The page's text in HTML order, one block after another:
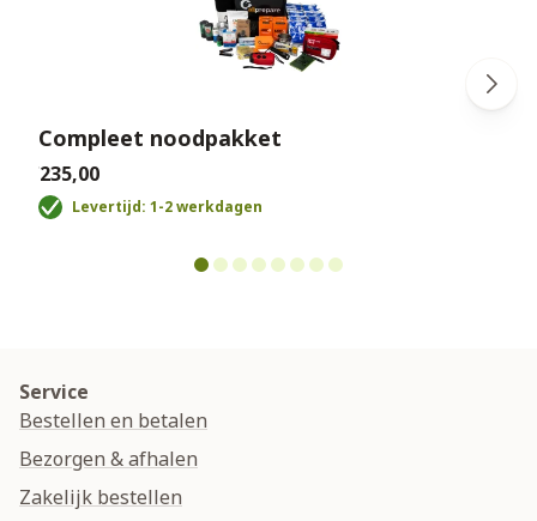
Compleet noodpakket
€235,00
Levertijd: 1-2 werkdagen
Service
Bestellen en betalen
Bezorgen & afhalen
Zakelijk bestellen